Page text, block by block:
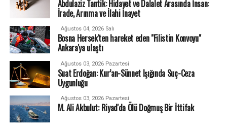
Abdulaziz Tantik: Hidayet ve Dalalet Arasında İnsan:
İrade, Arınma ve İlahi İnayet
Ağustos 04, 2026 Salı
Bosna Hersek'ten hareket eden "Filistin Konvoyu"
Ankara'ya ulaştı
Ağustos 03, 2026 Pazartesi
Suat Erdoğan: Kur’an-Sünnet Işığında Suç-Ceza
Uygunluğu
Ağustos 03, 2026 Pazartesi
M. Ali Akbulut: Riyad'da Ölü Doğmuş Bir İttifak